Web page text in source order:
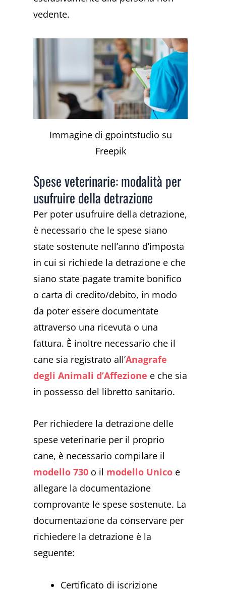
vedente.
Immagine di gpointstudio su
Freepik
Spese veterinarie: modalità per
usufruire della detrazione
Per poter usufruire della detrazione,
è necessario che le spese siano
state sostenute nell’anno d’imposta
in cui si richiede la detrazione e che
siano state pagate tramite bonifico
o carta di credito/debito, in modo
da poter essere documentate
attraverso una ricevuta o una
fattura. È inoltre necessario che il
cane sia registrato all’Anagrafe
degli Animali d’Affezione e che sia
in possesso del libretto sanitario.
Per richiedere la detrazione delle
spese veterinarie per il proprio
cane, è necessario compilare il
modello 730 o il modello Unico e
allegare la documentazione
comprovante le spese sostenute. La
documentazione da conservare per
richiedere la detrazione è la
seguente:
Certificato di iscrizione